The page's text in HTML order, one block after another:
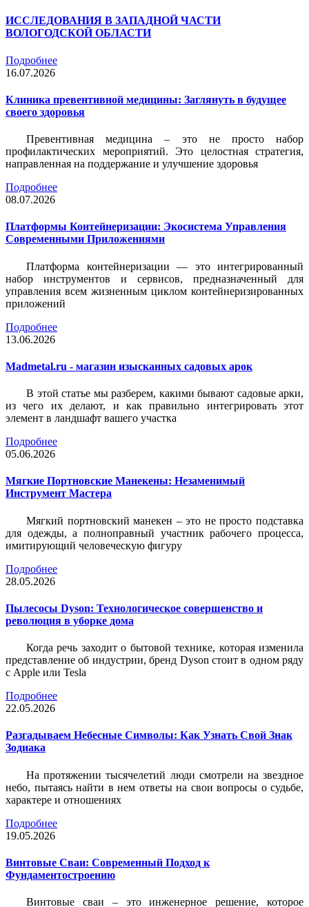
ИССЛЕДОВАНИЯ В ЗАПАДНОЙ ЧАСТИ
ВОЛОГОДСКОЙ ОБЛАСТИ
Подробнее
16.07.2026
Клиника превентивной медицины: Заглянуть в будущее
своего здоровья
Превентивная медицина – это не просто набор
профилактических мероприятий. Это целостная стратегия,
направленная на поддержание и улучшение здоровья
Подробнее
08.07.2026
Платформы Контейнеризации: Экосистема Управления
Современными Приложениями
Платформа контейнеризации — это интегрированный
набор инструментов и сервисов, предназначенный для
управления всем жизненным циклом контейнеризированных
приложений
Подробнее
13.06.2026
Madmetal.ru - магазин изысканных садовых арок
В этой статье мы разберем, какими бывают садовые арки,
из чего их делают, и как правильно интегрировать этот
элемент в ландшафт вашего участка
Подробнее
05.06.2026
Мягкие Портновские Манекены: Незаменимый
Инструмент Мастера
Мягкий портновский манекен – это не просто подставка
для одежды, а полноправный участник рабочего процесса,
имитирующий человеческую фигуру
Подробнее
28.05.2026
Пылесосы Dyson: Технологическое совершенство и
революция в уборке дома
Когда речь заходит о бытовой технике, которая изменила
представление об индустрии, бренд Dyson стоит в одном ряду
с Apple или Tesla
Подробнее
22.05.2026
Разгадываем Небесные Символы: Как Узнать Свой Знак
Зодиака
На протяжении тысячелетий люди смотрели на звездное
небо, пытаясь найти в нем ответы на свои вопросы о судьбе,
характере и отношениях
Подробнее
19.05.2026
Винтовые Сваи: Современный Подход к
Фундаментостроению
Винтовые сваи – это инженерное решение, которое